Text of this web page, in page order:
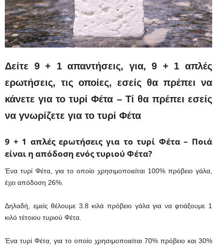
Δείτε 9 + 1 απαντήσεις, για, 9 + 1 απλές
ερωτήσεις, τις οποίες, εσείς θα πρέπει να
κάνετε για το τυρί Φέτα – Τί θα πρέπει εσείς
να γνωρίζετε για το τυρί Φέτα
9 + 1 απλές ερωτήσεις για το τυρί Φέτα – Ποιά
είναι η απόδοση ενός τυριού Φέτα?
Ένα τυρί Φέτα, για το οποίο χρησιμοποιείται 100% πρόβειο γάλα,
έχει απόδοση 26%.
Δηλαδή, εμείς θέλουμε 3.8 κιλά πρόβειο γάλα για να φτιάξουμε 1
κιλό τέτοιου τυριού Φέτα.
Ένα τυρί Φέτα, για το οποίο χρησιμοποιείται 70% πρόβειο και 30%